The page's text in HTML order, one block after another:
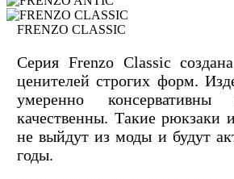
FRENZO CLASSIC
Серия Frenzo Сlassic
ценителей строгих форм.
умеренно
качественны. Такие рюкзаки
не выйдут из моды и будут
годы.